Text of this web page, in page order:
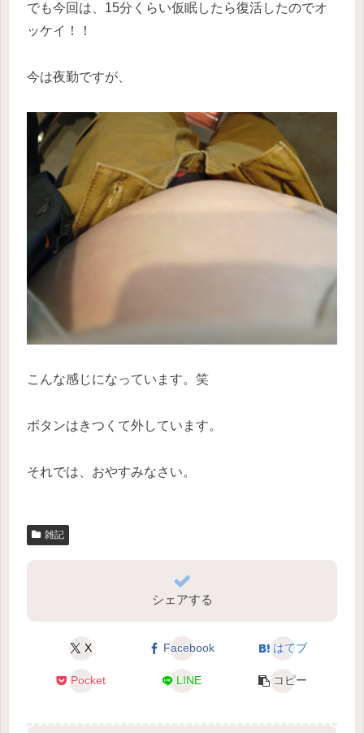
でも今回は、15分くらい仮眠したら復活したのでオ
ッケイ！！
今は夜勤ですが、
こんな感じになっています。笑
ボタンはきつくて外しています。
それでは、おやすみなさい。
雑記
シェアする
X Facebook はてブ
Pocket LINE コピー